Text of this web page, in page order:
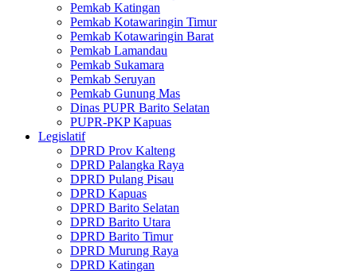
Pemkab Katingan
Pemkab Kotawaringin Timur
Pemkab Kotawaringin Barat
Pemkab Lamandau
Pemkab Sukamara
Pemkab Seruyan
Pemkab Gunung Mas
Dinas PUPR Barito Selatan
PUPR-PKP Kapuas
Legislatif
DPRD Prov Kalteng
DPRD Palangka Raya
DPRD Pulang Pisau
DPRD Kapuas
DPRD Barito Selatan
DPRD Barito Utara
DPRD Barito Timur
DPRD Murung Raya
DPRD Katingan